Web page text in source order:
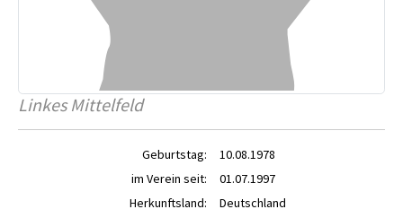
Linkes Mittelfeld
Geburtstag:
10.08.1978
im Verein seit:
01.07.1997
Herkunftsland:
Deutschland